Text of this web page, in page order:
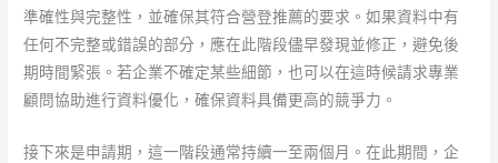
準確性與完整性，並確保其符合營登推薦的要求。如果資料中有
任何不完整或錯誤的部分，應在此階段儘早發現並修正，避免後
期時間緊張。若企業不確定某些細節，也可以在這時候請求專業
顧問協助進行資料優化，確保資料具備更高的競爭力。
接下來是申請期，這一階段通常持續一至兩個月。在此期間，企